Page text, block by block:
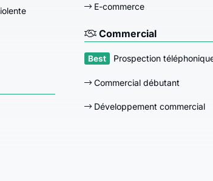
E-commerce
Commercial
Prospection
Commercial débutant
Développement commercial